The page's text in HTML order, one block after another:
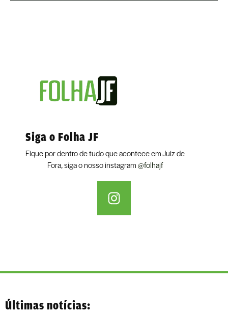
Siga o Folha JF
Fique por dentro de tudo que acontece em Juiz de
Fora, siga o nosso instagram@folhajf
Últimas notícias: